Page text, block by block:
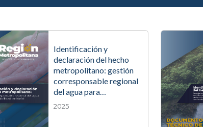
Identificación y
declaración del hecho
metropolitano: gestión
corresponsable regional
del agua para…
2025